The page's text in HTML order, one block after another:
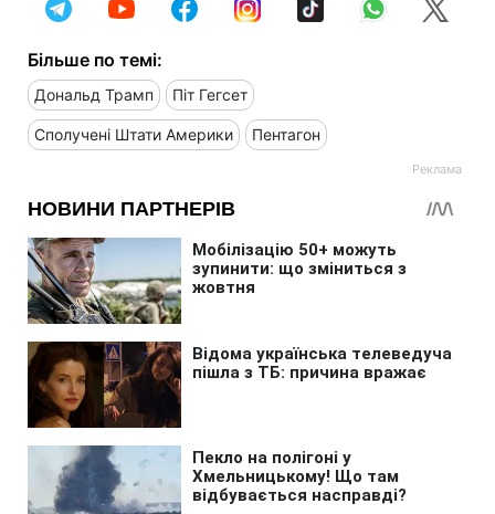
Більше по темі:
Дональд Трамп Піт Гегсет
Сполучені Штати Америки Пентагон